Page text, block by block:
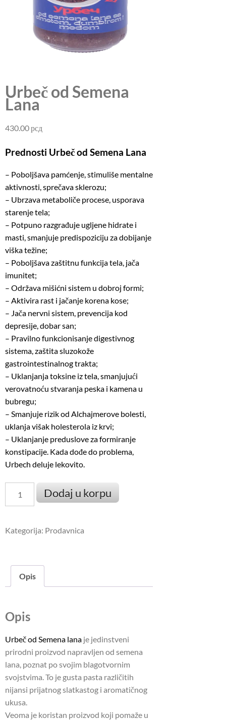
Urbeč od Semena
Lana
430.00рсд
Prednosti Urbeč od Semena Lana
– Poboljšava pamćenje, stimuliše mentalne
aktivnosti, sprečava sklerozu;
– Ubrzava metaboliče procese, usporava
starenje tela;
– Potpuno razgrađuje ugljene hidrate i
masti, smanjuje predispoziciju za dobijanje
viška težine;
– Poboljšava zaštitnu funkcija tela, jača
imunitet;
– Održava mišićni sistem u dobroj formi;
– Aktivira rast i jačanje korena kose;
– Jača nervni sistem, prevencija kod
depresije, dobar san;
– Pravilno funkcionisanje digestivnog
sistema, zaštita sluzokože
gastrointestinalnog trakta;
– Uklanjanja toksine iz tela, smanjujući
verovatnoću stvaranja peska i kamena u
bubregu;
– Smanjuje rizik od Alchajmerove bolesti,
uklanja višak holesterola iz krvi;
– Uklanjanje preduslove za formiranje
konstipacije. Kada dođe do problema,
Urbech deluje lekovito.
Lana
Dodaj u korpu
Kategorija: Prodavnica
Opis
Opis
Urbeč od Semena lana je jedinstveni
prirodni proizvod napravljen od semena
lana, poznat po svojim blagotvornim
svojstvima. To je gusta pasta različitih
nijansi prijatnog slatkastog i aromatičnog
ukusa.
Veoma je koristan proizvod koji pomaže u